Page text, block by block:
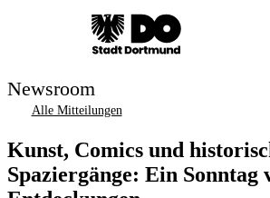
Newsroom
Alle Mitteilungen
Kunst, Comics und
Spaziergänge: Ein Sonntag